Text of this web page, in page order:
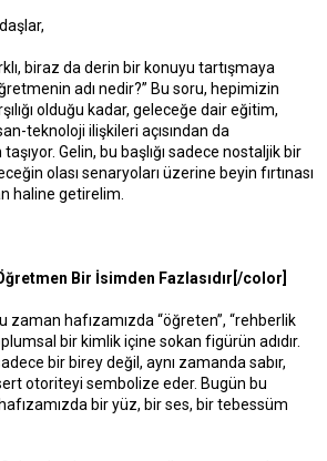
biraz da derin bir konuyu tartışmaya
adı nedir?” Bu soru, hepimizin
olduğu kadar, geleceğe dair eğitim,
teknoloji ilişkileri açısından da
Gelin, bu başlığı sadece nostaljik bir
olası senaryoları üzerine beyin fırtınası
haline getirelim.
Bir İsimden Fazlasıdır[/color]
zaman hafızamızda “öğreten”, “rehberlik
bir kimlik içine sokan figürün adıdır.
bir birey değil, aynı zamanda sabır,
otoriteyi sembolize eder. Bugün bu
bir yüz, bir ses, bir tebessüm